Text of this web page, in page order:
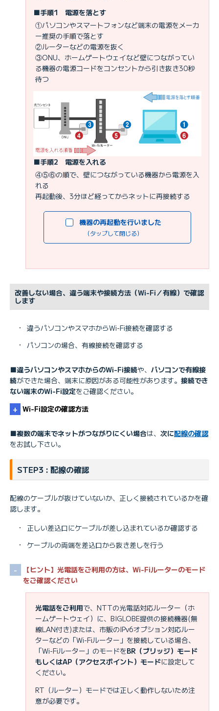
■手順1 電源を落とす
①パソコンやスマートフォンなど端末の電源をメーカ
ー推奨の手順で落とす
②ルーターなどの電源を抜く
③ONU、ホームゲートウェイなど壁につながってい
る機器の電源コードをコンセントから引き抜き30秒
待つ
■手順2 電源を入れる
④⑤⑥の順で、壁につながっている機器から電源を入
れる
再起動後、3分ほど経ってからネットに再接続する
機器の再起動を行いました
（タップして閉じる）
改善しない場合、違う端末や接続方法（Wi-Fi／有線）で確認
します
・
違うパソコンやスマホからWi-Fi接続を確認する
・
パソコンの場合、有線接続を確認する
■違うパソコンやスマホからのWi-Fi接続や、 パソコンで有線接
続ができた場合、端末に原因がある可能性があります。 接続でき
ない端末のWi-Fi設定をご確認ください。
Wi-Fi設定の確認方法
無線LAN(Wi-Fi)の設定をしたい
無線LAN（Wi-Fi）接続が不安定な場合の対処方法
■複数の端末でネットがつながりにくい場合は、 次に配線の確認
をお試し下さい。
STEP3 : 配線の確認
配線のケーブルが抜けていないか、正しく接続されているかを確
認します。
・
正しい差込口にケーブルが差し込まれているか確認する
・
ケーブルの両端を差込口から抜き差しを行う
【ヒント】光電話をご利用の方は、Wi-Fiルーターのモード
をご確認ください
光電話をご利用で、NTTの光電話対応ルーター（ホ
ームゲートウェイ）に、BIGLOBE提供の接続機器(無
線LAN付き)または、市販のIPv6オプション対応ルー
ターなどの「Wi-Fiルーター」を接続している場合、
「Wi-Fiルーター」のモードをBR（ブリッジ）モード
もしくはAP（アクセスポイント）モードに設定して
ください。
RT（ルーター）モードでは正しく動作しないため注
意が必要です。